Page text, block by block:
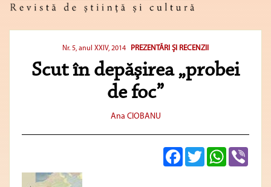
Nr. 5, anul XXIV, 2014 PREZENTĂRI ŞI RECENZII
Scut în depăşirea „probei
de foc”
Ana CIOBANU
FacebookTwitterWhatsApp